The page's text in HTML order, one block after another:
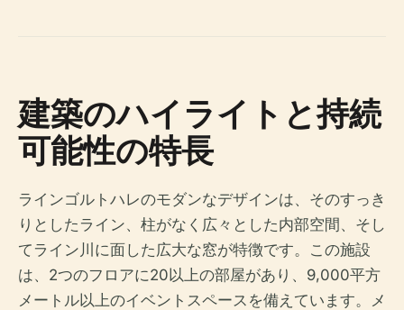
建築のハイライトと持続
可能性の特長
ラインゴルトハレのモダンなデザインは、そのすっき
りとしたライン、柱がなく広々とした内部空間、そし
てライン川に面した広大な窓が特徴です。この施設
は、2つのフロアに20以上の部屋があり、9,000平方
メートル以上のイベントスペースを備えています。メ